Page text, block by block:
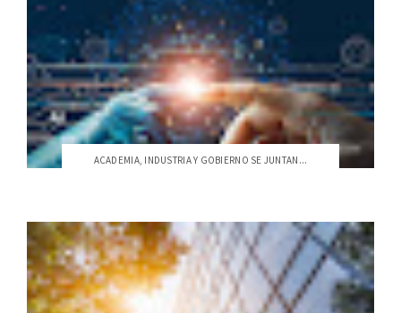
ACADEMIA, INDUSTRIA Y GOBIERNO SE JUNTAN...